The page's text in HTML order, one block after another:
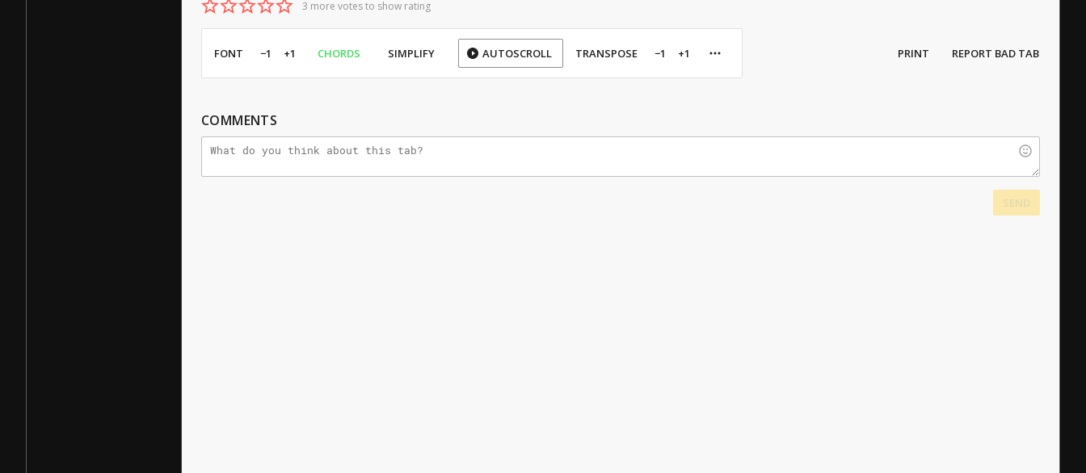
3 more votes to show rating
FONT −1 +1 CHORDS SIMPLIFY AUTOSCROLL TRANSPOSE −1 +1 PRINT REPORT BAD TAB
COMMENTS